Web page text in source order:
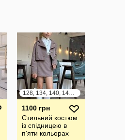
128, 134, 140, 146, 152, 158, 164
1100 грн
Стильний костюм
із спідницею в
п'яти кольорах